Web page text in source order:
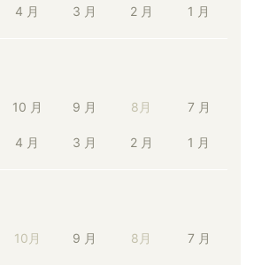
4 月 3 月 2 月 1 月
10 月 9 月 8月 7 月
4 月 3 月 2 月 1 月
10月 9 月 8月 7 月